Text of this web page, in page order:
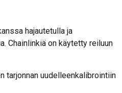
hajautetulla ja
Chainlinkiä on käytetty reiluun
tarjonnan uudelleenkalibrointiin